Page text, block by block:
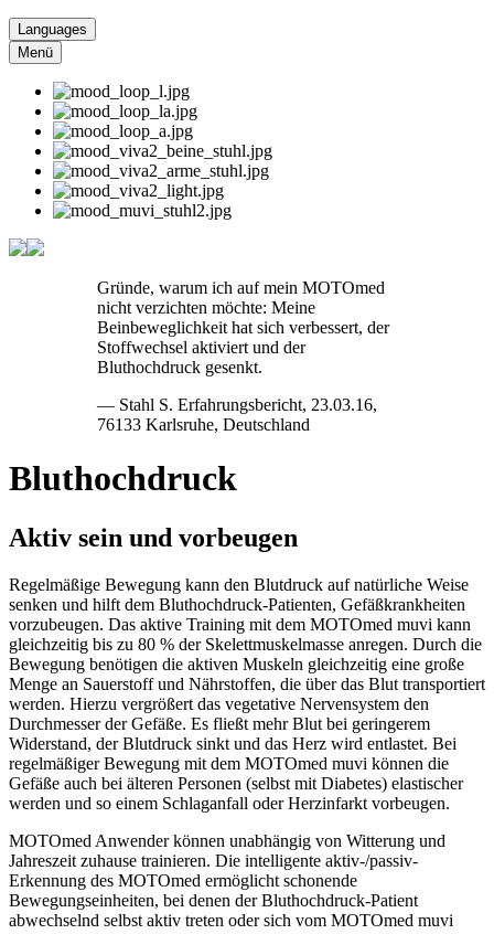
Languages
Menü
Gründe, warum ich auf mein MOTOmed
nicht verzichten möchte: Meine
Beinbeweglichkeit hat sich verbessert, der
Stoffwechsel aktiviert und der
Bluthochdruck gesenkt.
— Stahl S. Erfahrungsbericht, 23.03.16,
76133 Karlsruhe, Deutschland
Bluthochdruck
Aktiv sein und vorbeugen
Regelmäßige Bewegung kann den Blutdruck auf natürliche Weise
senken und hilft dem Bluthochdruck-Patienten, Gefäßkrankheiten
vorzubeugen. Das aktive Training mit dem MOTOmed muvi kann
gleichzeitig bis zu 80 % der Skelettmuskelmasse anregen. Durch die
Bewegung benötigen die aktiven Muskeln gleichzeitig eine große
Menge an Sauerstoff und Nährstoffen, die über das Blut transportiert
werden. Hierzu vergrößert das vegetative Nervensystem den
Durchmesser der Gefäße. Es fließt mehr Blut bei geringerem
Widerstand, der Blutdruck sinkt und das Herz wird entlastet. Bei
regelmäßiger Bewegung mit dem MOTOmed muvi können die
Gefäße auch bei älteren Personen (selbst mit Diabetes) elastischer
werden und so einem Schlaganfall oder Herzinfarkt vorbeugen.
MOTOmed Anwender können unabhängig von Witterung und
Jahreszeit zuhause trainieren. Die intelligente aktiv-/passiv-
Erkennung des MOTOmed ermöglicht schonende
Bewegungseinheiten, bei denen der Bluthochdruck-Patient
abwechselnd selbst aktiv treten oder sich vom MOTOmed muvi